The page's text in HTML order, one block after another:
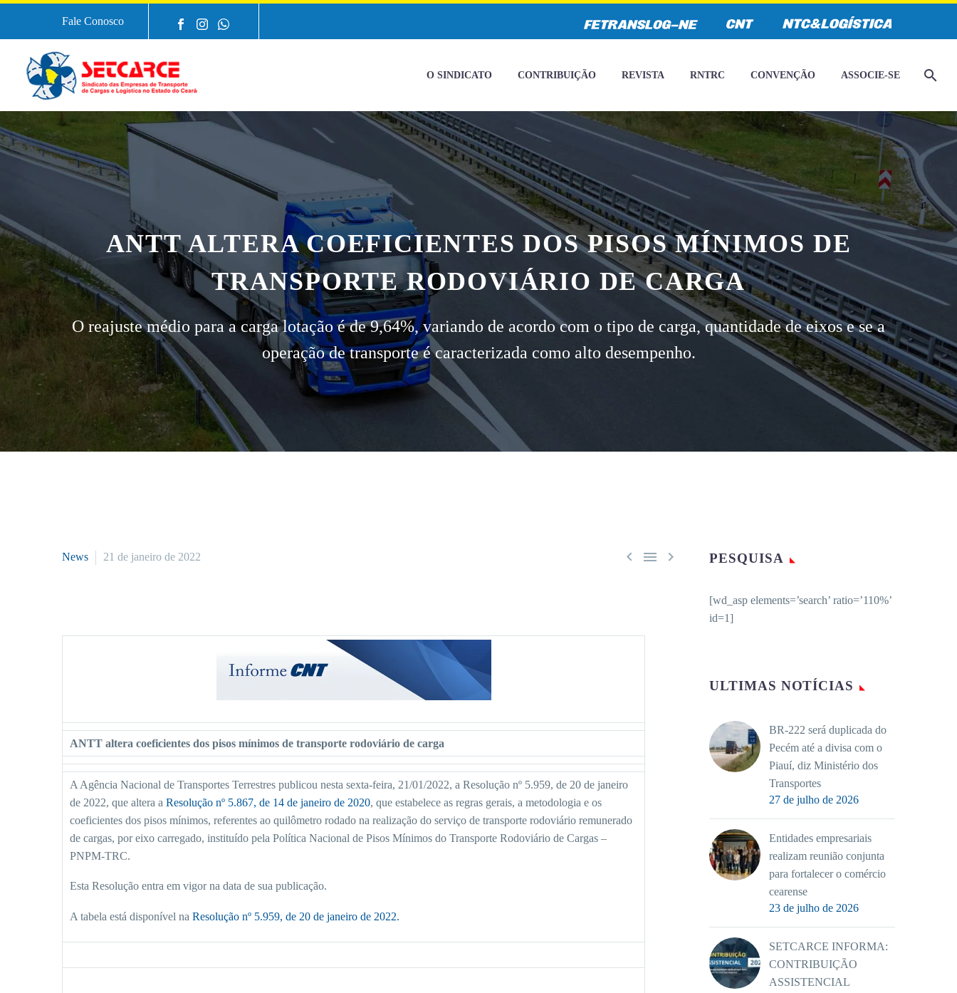
Fale Conosco
O SINDICATO CONTRIBUIÇÃO REVISTA RNTRC CONVENÇÃO ASSOCIE-SE
ANTT ALTERA COEFICIENTES DOS PISOS MÍNIMOS DE
TRANSPORTE RODOVIÁRIO DE CARGA
O reajuste médio para a carga lotação é de 9,64%, variando de acordo com o tipo de carga, quantidade de eixos e se a
operação de transporte é caracterizada como alto desempenho.
  
News 21 de janeiro de 2022
ANTT altera coeficientes dos pisos mínimos de transporte rodoviário de carga
A Agência Nacional de Transportes Terrestres publicou nesta sexta-feira, 21/01/2022, a Resolução nº 5.959, de 20 de janeiro
de 2022, que altera a Resolução nº 5.867, de 14 de janeiro de 2020, que estabelece as regras gerais, a metodologia e os
coeficientes dos pisos mínimos, referentes ao quilômetro rodado na realização do serviço de transporte rodoviário remunerado
de cargas, por eixo carregado, instituído pela Política Nacional de Pisos Mínimos do Transporte Rodoviário de Cargas –
PNPM-TRC.
Esta Resolução entra em vigor na data de sua publicação.
A tabela está disponível na Resolução nº 5.959, de 20 de janeiro de 2022.
PESQUISA
[wd_asp elements=’search’ ratio=’110%’
id=1]
ULTIMAS NOTÍCIAS
BR-222 será duplicada do
Pecém até a divisa com o
Piauí, diz Ministério dos
Transportes
27 de julho de 2026
Entidades empresariais
realizam reunião conjunta
para fortalecer o comércio
cearense
23 de julho de 2026
SETCARCE INFORMA:
CONTRIBUIÇÃO
ASSISTENCIAL